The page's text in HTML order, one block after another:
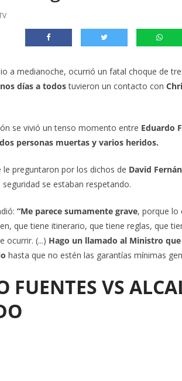
a medianoche, ocurrió un fatal choque de
días a todos tuvieron un contacto con
se vivió un tenso momento entre Eduardo
personas muertas y varios heridos.
le preguntaron por los dichos de David
se estaban respetando.
“Me parece sumamente grave, porque lo
que tiene itinerario, que tiene reglas, que
ocurrir. (...) Hago un llamado al Ministro
hasta que no estén las garantías mínimas
FUENTES VS